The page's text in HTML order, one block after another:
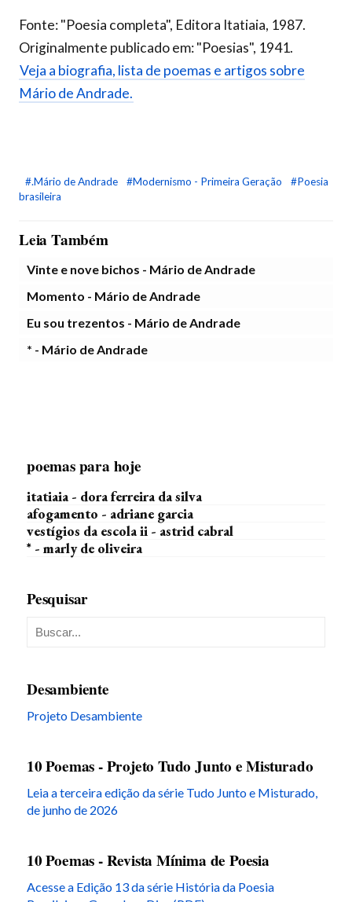
Fonte: "Poesia completa", Editora Itatiaia, 1987.
Originalmente publicado em: "Poesias", 1941.
Veja a biografia, lista de poemas e artigos sobre
Mário de Andrade.
#.Mário de Andrade #Modernismo - Primeira Geração
#Poesia
brasileira
Leia Também
Vinte e nove bichos - Mário de Andrade
Momento - Mário de Andrade
Eu sou trezentos - Mário de Andrade
* - Mário de Andrade
poemas para hoje
itatiaia - dora ferreira da silva
afogamento - adriane garcia
vestígios da escola ii - astrid cabral
* - marly de oliveira
Pesquisar
Desambiente
Projeto Desambiente
10 Poemas - Projeto Tudo Junto e Misturado
Leia a terceira edição da série Tudo Junto e Misturado,
de junho de 2026
10 Poemas - Revista Mínima de Poesia
Acesse a Edição 13 da série História da Poesia